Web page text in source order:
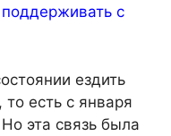
с
ездить
есть с января
эта связь была